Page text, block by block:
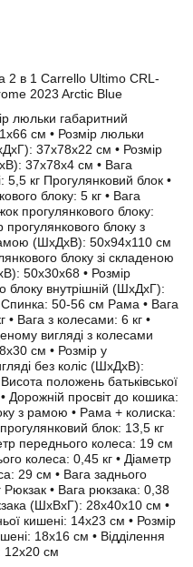
2 в 1 Carrello Ultimo CRL-
2023 Arctic Blue
люльки габаритний
см • Розмір люльки
37х78х22 см • Розмір
37х78х4 см • Вага
5,5 кг Прогулянковий блок •
блоку: 5 кг • Вага
прогулянкового блоку:
прогулянкового блоку з
(ШхДхВ): 50х94х110 см
блоку зі складеною
50х30х68 • Розмір
блоку внутрішній (ШхДхГ):
50-56 см Рама • Вага
• Вага з колесами: 6 кг •
вигляді з колесами
см • Розмір у
без коліс (ШхДхВ):
положень батьківської
Дорожній просвіт до кошика:
з рамою • Рама + колиска:
блок: 13,5 кг
переднього колеса: 19 см
колеса: 0,45 кг • Діаметр
29 см • Вага заднього
Рюкзак • Вага рюкзака: 0,38
(ШхВхГ): 28х40х10 см •
кишені: 14х23 см • Розмір
18х16 см • Відділення
12х20 см